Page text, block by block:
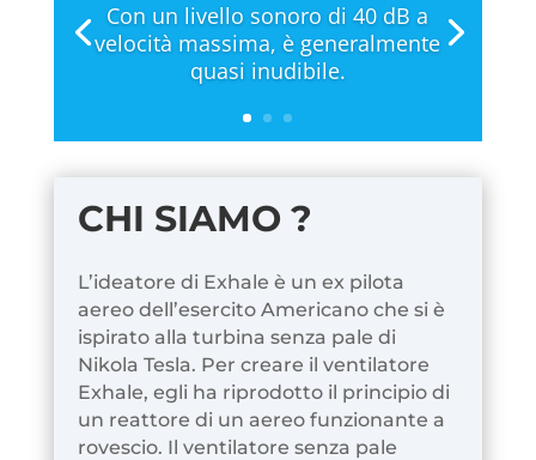
Con un livello sonoro di 40 dB a
velocità massima, è generalmente
quasi inudibile.
CHI SIAMO ?
L’ideatore di Exhale è un ex pilota
aereo dell’esercito Americano che si è
ispirato alla turbina senza pale di
Nikola Tesla. Per creare il ventilatore
Exhale, egli ha riprodotto il principio di
un reattore di un aereo funzionante a
rovescio. Il ventilatore senza pale